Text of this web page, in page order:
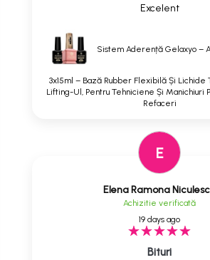
Excelent
Sistem Aderență Gelaxyo –
3x15ml – Bază Rubber Flexibilă Și Lichide
Lifting-Ul, Pentru Tehniciene Și Manichiuri
Refaceri
E
Elena Ramona
Achizitie verificată
19 days ago
Bituri